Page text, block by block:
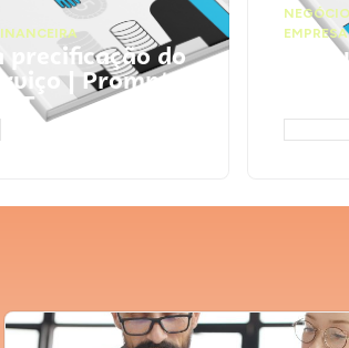
precificação do
| Prompts